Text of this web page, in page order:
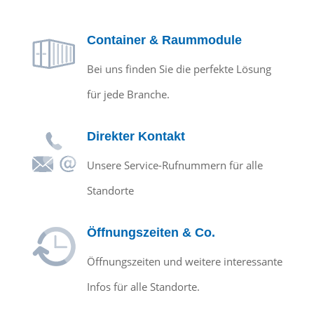
Container & Raummodule
Bei uns finden Sie die perfekte Lösung
für jede Branche.
Direkter Kontakt
Unsere Service-Rufnummern für alle
Standorte
Öffnungszeiten & Co.
Öffnungszeiten und weitere interessante
Infos für alle Standorte.